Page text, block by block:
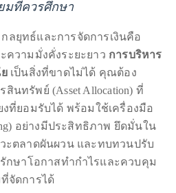
มที่ควรศึกษา
ยุทธ์และการจัดการเงินคือ
ความมั่งคั่งระยะยาว การบริหาร
เป็นสิ่งที่ขาดไม่ได้ คุณต้อง
นทรัพย์ (Asset Allocation) ที่
ที่ยอมรับได้ พร้อมใช้เครื่องมือ
อย่างมีประสิทธิภาพ ยึดมั่นใน
ะตลาดผันผวน และทบทวนปรับ
กษาโอกาสทำกำไรและควบคุม
จัดการได้